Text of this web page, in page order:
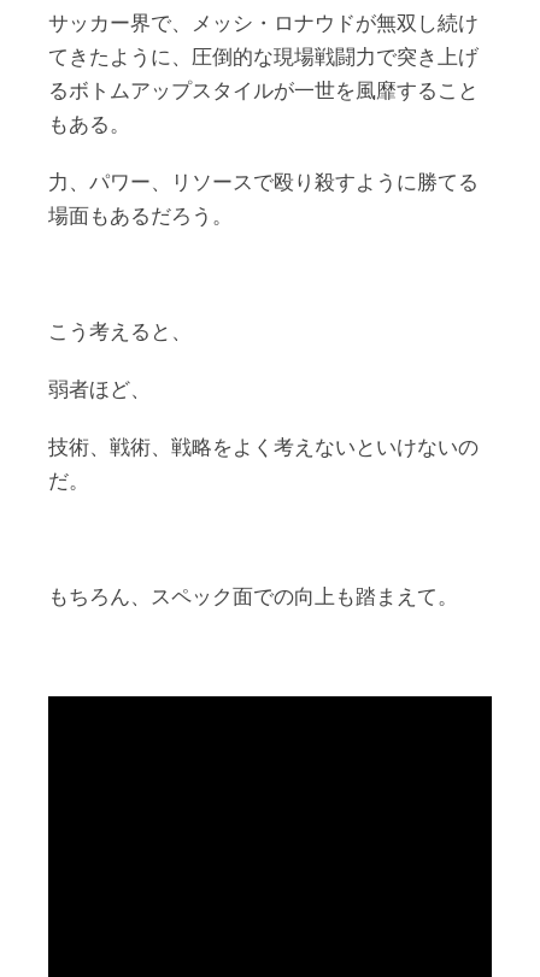
サッカー界で、メッシ・ロナウドが無双し続け
てきたように、圧倒的な現場戦闘力で突き上げ
るボトムアップスタイルが一世を風靡すること
もある。
力、パワー、リソースで殴り殺すように勝てる
場面もあるだろう。
こう考えると、
弱者ほど、
技術、戦術、戦略をよく考えないといけないの
だ。
もちろん、スペック面での向上も踏まえて。